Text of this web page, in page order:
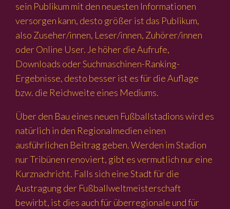
sein Publikum mit den neuesten Informationen
versorgen kann, desto größer ist das Publikum,
also Zuseher/innen, Leser/innen, Zuhörer/innen
oder Online User. Je höher die Aufrufe,
Downloads oder Suchmaschinen-Ranking-
Ergebnisse, desto besser ist es für die Auflage
bzw. die Reichweite eines Mediums.
Über den Bau eines neuen Fußballstadions wird es
natürlich in den Regionalmedien einen
ausführlichen Beitrag geben. Werden im Stadion
nur Tribünen renoviert, gibt es vermutlich nur eine
Kurznachricht. Falls sich eine Stadt für die
Austragung der Fußballweltmeisterschaft
bewirbt, ist dies auch für überregionale und für